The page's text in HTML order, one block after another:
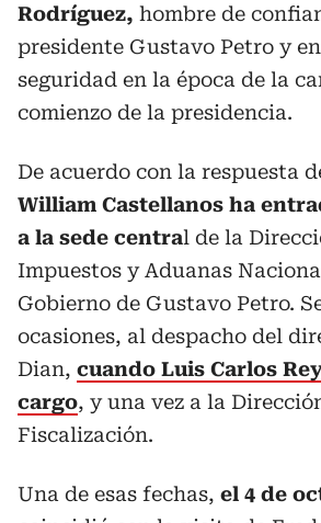
Rodríguez, hombre de
presidente Gustavo Petro y
seguridad en la época de la
comienzo de la presidencia.
De acuerdo con la respuesta
William Castellanos ha
a la sede central de la
Impuestos y Aduanas
Gobierno de Gustavo Petro.
ocasiones, al despacho del
Dian, cuando Luis Carlos
cargo, y una vez a la
Fiscalización.
Una de esas fechas, el 4 de